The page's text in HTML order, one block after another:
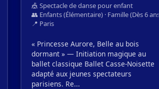
🎪 Spectacle de danse pour enfant
👥 Enfants (Élémentaire) · Famille (Dès 6 ans)
📍 Paris
« Princesse Aurore, Belle au bois
dormant » — Initiation magique au
ballet classique Ballet Casse-Noisette
adapté aux jeunes spectateurs
parisiens. Re...